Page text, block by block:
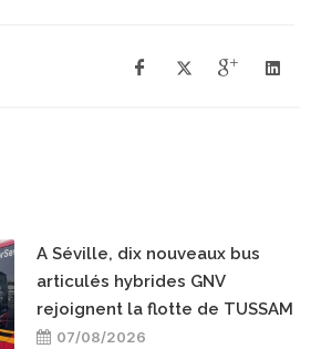
A Séville, dix nouveaux bus
articulés hybrides GNV
rejoignent la flotte de TUSSAM
07/08/2026